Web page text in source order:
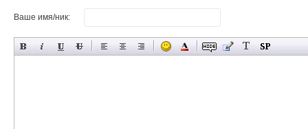
Ваше имя/ник: